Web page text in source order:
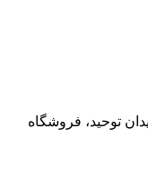
توحید، فروشگاه